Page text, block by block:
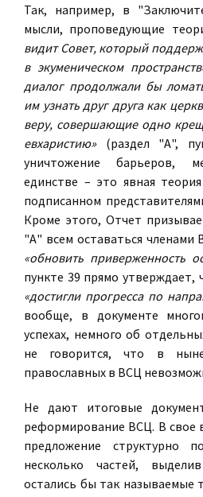
Так, например, в
мысли, проповедующие
видит Совет, который
в экуменическом
диалог продолжали бы
им узнать друг друга как
веру, совершающие одно
евхаристию» (раздел "А",
уничтожение барьеров,
единстве – это явная
подписанном
Кроме этого, Отчет
"А" всем оставаться
«обновить приверженность
пункте 39 прямо
«достигли прогресса по
вообще, в документе
успехах, немного об
не говорится, что в
православных в ВСЦ
Не дают итоговые
реформирование ВСЦ. В свое
предложение структурно
несколько частей,
остались бы так называемые